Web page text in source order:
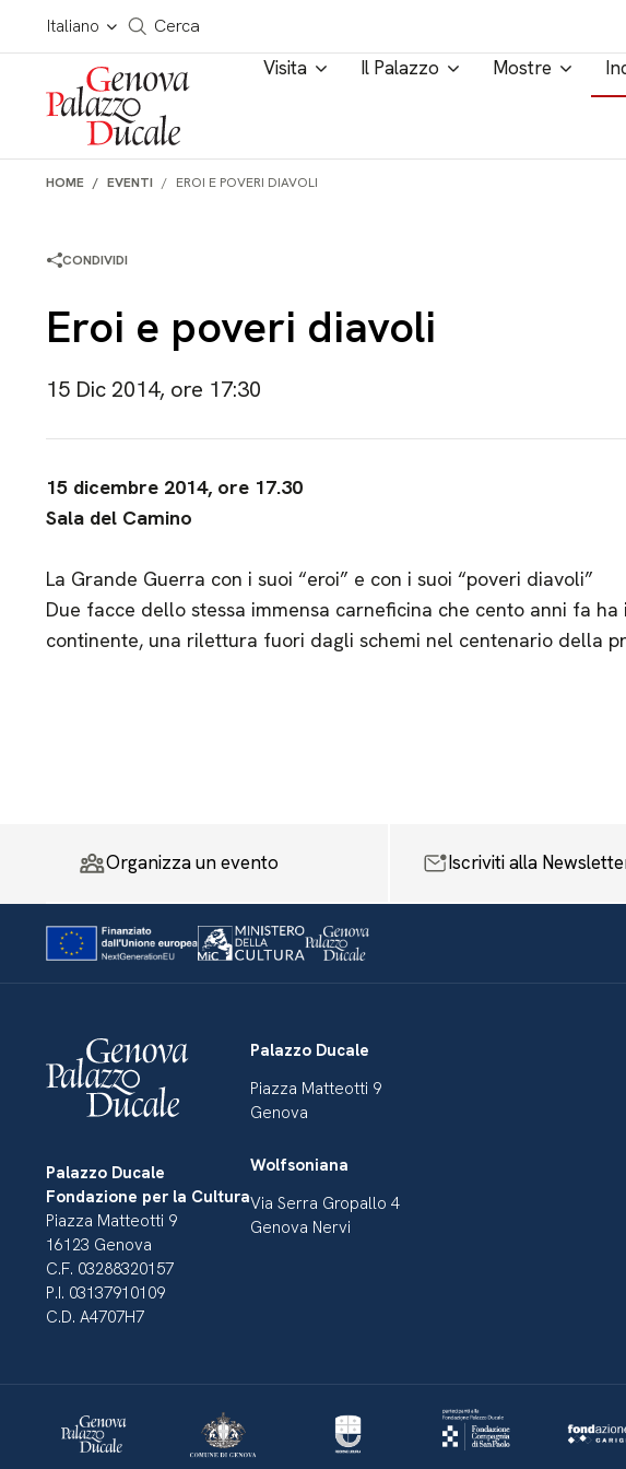
Salta al contenuto
Italiano
Cerca in tutto il sito
Cerca
Visita Il Palazzo Mostre
HOME EVENTI EROI E POVERI DIAVOLI
CONDIVIDI
Eroi e poveri diavoli
15 Dic 2014, ore 17:30
15 dicembre 2014, ore 17.30
Sala del Camino
La Grande Guerra con i suoi “eroi” e con i suoi “poveri diavoli”
Due facce dello stessa immensa carneficina che cento anni fa
continente, una rilettura fuori dagli schemi nel centenario della
Organizza un evento Iscriviti alla
Palazzo Ducale
Fondazione per la Cultura
Piazza Matteotti 9
16123 Genova
C.F. 03288320157
P.I. 03137910109
C.D. A4707H7
Palazzo Ducale
Piazza Matteotti 9
Genova
Wolfsoniana
Via Serra Gropallo 4
Genova Nervi